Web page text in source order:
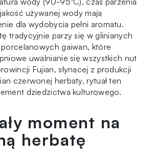
używanej wody mają
dla wydobycia pełni aromatu.
tradycyjnie parzy się w glinianych
gaiwan, które
uwalnianie się wszystkich nut
Fujian, słynącej z produkcji
czerwonej herbaty, rytuał ten
dziedzictwa kulturowego.
moment na
herbatę